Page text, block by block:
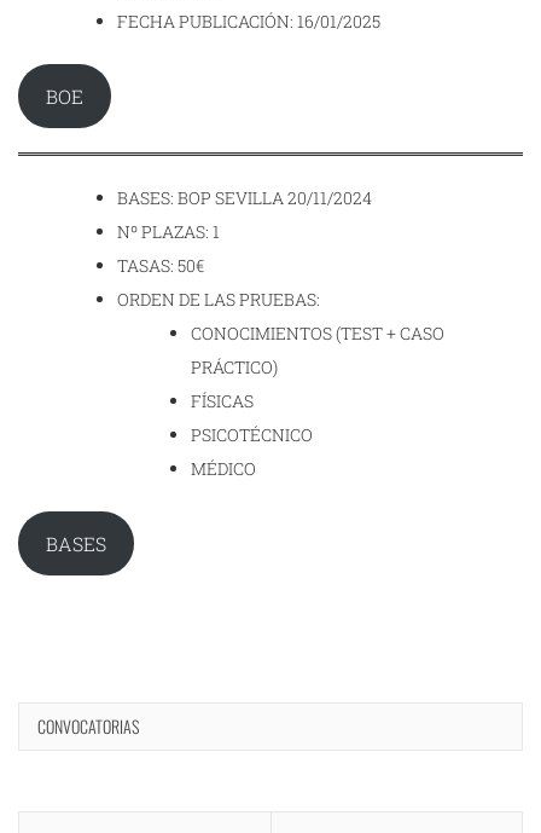
FECHA PUBLICACIÓN: 16/01/2025
BOE
BASES: BOP SEVILLA 20/11/2024
Nº PLAZAS: 1
TASAS: 50€
ORDEN DE LAS PRUEBAS:
CONOCIMIENTOS (TEST + CASO
PRÁCTICO)
FÍSICAS
PSICOTÉCNICO
MÉDICO
BASES
CONVOCATORIAS